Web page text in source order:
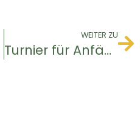
WEITER ZU
Turnier für Anfänger